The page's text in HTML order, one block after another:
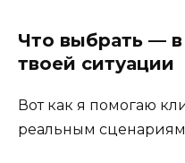
Что выбрать —
твоей ситуации
Вот как я помогаю
реальным